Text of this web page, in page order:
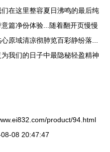
在这里整容夏日沸鸣的最后纯
篇净份体验...随着翻开页慢慢
原域清凉彻肺览百彩静纷落...
我们的日子中最隐秘轻盈精神
product/94.html
08 20:47:47